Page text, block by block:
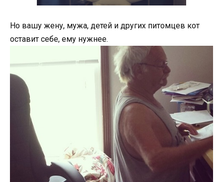
Но вашу жену, мужа, детей и других питомцев кот
оставит себе, ему нужнее.